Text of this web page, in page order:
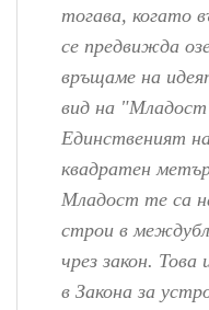
тогава, когато
се предвижда
връщаме на
вид на
Единственият
квадратен
Младост те са
строи в
чрез закон.
в Закона за